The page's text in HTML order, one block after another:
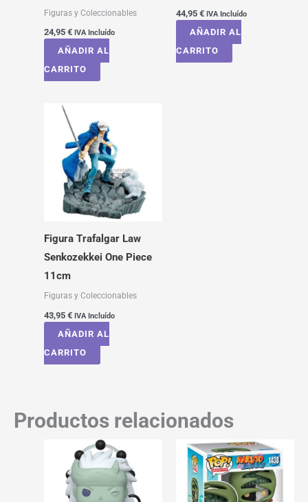
Figuras y Coleccionables
24,95 € IVA Incluído
AÑADIR AL
CARRITO
44,95 € IVA Incluído
AÑADIR AL
CARRITO
Figura Trafalgar Law
Senkozekkei One Piece
11cm
Figuras y Coleccionables
43,95 € IVA Incluído
AÑADIR AL
CARRITO
Productos relacionados